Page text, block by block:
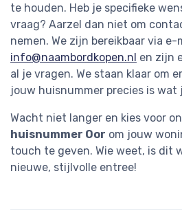
te houden. Heb je specifieke
vraag? Aarzel dan niet om
nemen. We zijn bereikbaar via e-
info@naambordkopen.nl en zijn
al je vragen. We staan klaar om
jouw huisnummer precies is
Wacht niet langer en kies voor
huisnummer Oor om jouw
touch te geven. Wie weet, is dit
nieuwe, stijlvolle entree!